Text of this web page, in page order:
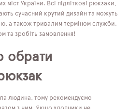
міст України. Всі підліткові рюкзаки,
сучасний крутий дизайн та можуть
а також тривалим терміном служби.
та зробіть замовлення!
обрати
людина, тому рекомендуємо